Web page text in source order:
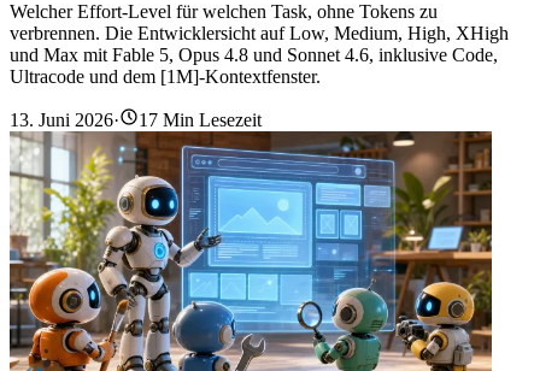
Welcher Effort-Level für welchen Task, ohne Tokens zu
verbrennen. Die Entwicklersicht auf Low, Medium, High, XHigh
und Max mit Fable 5, Opus 4.8 und Sonnet 4.6, inklusive Code,
Ultracode und dem [1M]-Kontextfenster.
13. Juni 2026· 17 Min Lesezeit